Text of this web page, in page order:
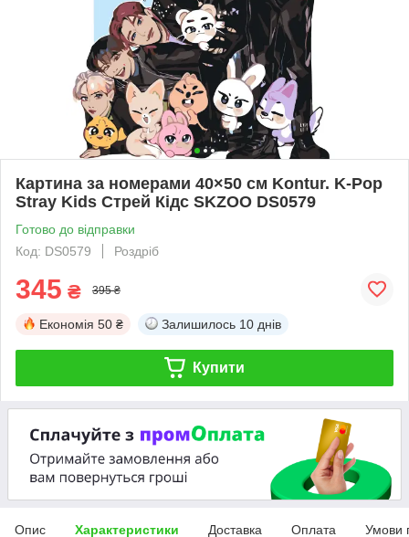
Картина за номерами 40×50 см Kontur. K-Pop
Stray Kids Стрей Кідс SKZOO DS0579
Готово до відправки
Код: DS0579
Роздріб
345 ₴ 395 ₴
Економія 50 ₴ Залишилось 10 днів
Купити
Опис Характеристики Доставка Оплата Умови